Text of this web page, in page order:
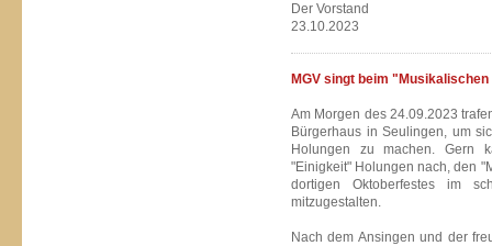
Der Vorstand
23.10.2023
MGV singt beim
Am Morgen des 24.09.2023
Bürgerhaus in Seulingen, um
Holungen zu machen. Gern
"Einigkeit" Holungen nach, den
dortigen Oktoberfestes im
mitzugestalten.
Nach dem Ansingen und der